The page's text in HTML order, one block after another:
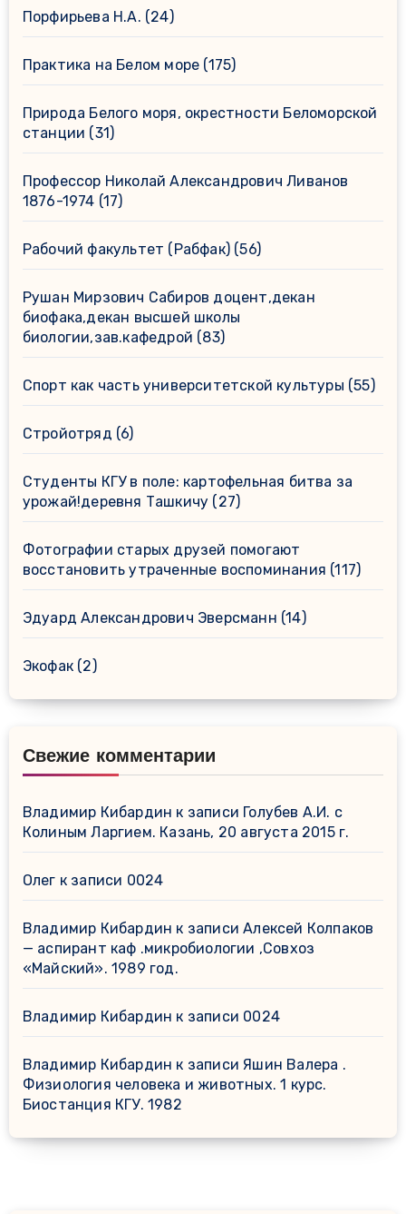
Порфирьева Н.А. (24)
Практика на Белом море (175)
Природа Белого моря, окрестности Беломорской
станции (31)
Профессор Николай Александрович Ливанов
1876-1974 (17)
Рабочий факультет (Рабфак)(56)
Рушан Мирзович Сабиров доцент,декан
биофака,декан высшей школы
биологии,зав.кафедрой (83)
Спорт как часть университетской культуры (55)
Стройотряд (6)
Студенты КГУ в поле: картофельная битва за
урожай!деревня Ташкичу (27)
Фотографии старых друзей помогают
восстановить утраченные воспоминания (117)
Эдуард Александрович Эверсманн (14)
Экофак(2)
Свежие комментарии
Владимир Кибардин к записи Голубев А.И. с
Колиным Ларгием. Казань, 20 августа 2015 г.
Олег к записи 0024
Владимир Кибардин к записиАлексей Колпаков
— аспирант каф .микробиологии ,Совхоз
«Майский». 1989 год.
Владимир Кибардин к записи 0024
Владимир Кибардин к записиЯшин Валера .
Физиология человека и животных. 1 курс.
Биостанция КГУ. 1982